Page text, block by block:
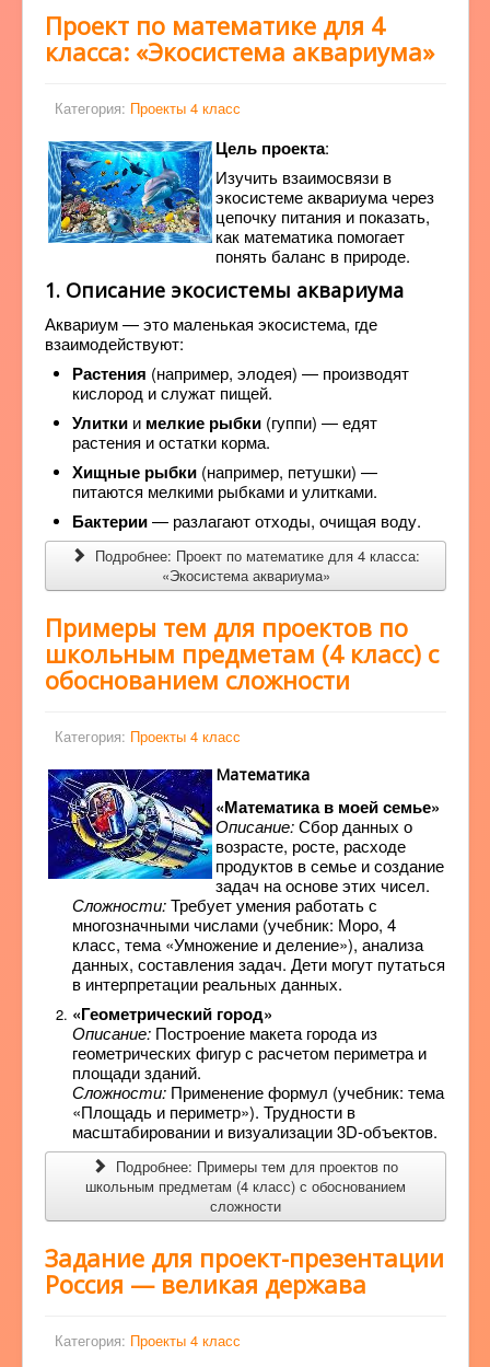
Проект по математике для 4
класса: «Экосистема аквариума»
Категория: Проекты 4 класс
Цель проекта:
Изучить взаимосвязи в
экосистеме аквариума через
цепочку питания и показать,
как математика помогает
понять баланс в природе.
1. Описание экосистемы аквариума
Аквариум — это маленькая экосистема, где
взаимодействуют:
Растения (например, элодея) — производят
кислород и служат пищей.
Улитки и мелкие рыбки (гуппи) — едят
растения и остатки корма.
Хищные рыбки (например, петушки) —
питаются мелкими рыбками и улитками.
Бактерии— разлагают отходы, очищая воду.
Подробнее: Проект по математике для 4 класса:
«Экосистема аквариума»
Примеры тем для проектов по
школьным предметам (4 класс) с
обоснованием сложности
Категория: Проекты 4 класс
Математика
«Математика в моей семье»
Описание:Сбор данных о
возрасте, росте, расходе
продуктов в семье и создание
задач на основе этих чисел.
Сложности:Требует умения работать с
многозначными числами (учебник: Моро, 4
класс, тема «Умножение и деление»), анализа
данных, составления задач. Дети могут путаться
в интерпретации реальных данных.
«Геометрический город»
Описание: Построение макета города из
геометрических фигур с расчетом периметра и
площади зданий.
Сложности: Применение формул (учебник: тема
«Площадь и периметр»). Трудности в
масштабировании и визуализации 3D-объектов.
Подробнее: Примеры тем для проектов по
школьным предметам (4 класс) с обоснованием
сложности
Задание для проект-презентации
Россия — великая держава
Категория: Проекты 4 класс